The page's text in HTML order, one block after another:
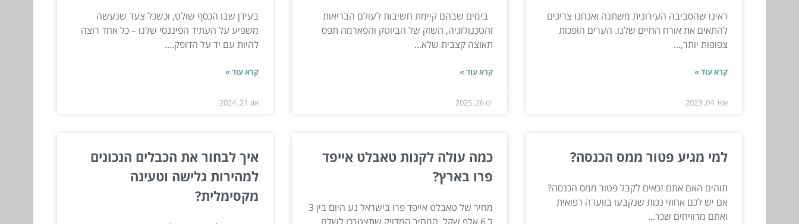
ראינו שהסביבה העירונית משתנה ואנחנו צריכים
להתאים את אורח החיים שלנו. הערים הופכות
צפופות יותר,...
קרא עוד »
אפר 04, 2023
בימים שבהם קיימת חשיבות לעולם הבריאות
והטכנולוגיה, השוק של הביוטק והפארמה תפס
תאוצה קצבית שלא...
קרא עוד »
ינו 26, 2025
בעידן שבו הכסף שולט, וכשכל צעד שנעשה
משפיע על העתיד הפיננסי שלנו – כל אחד רוצה
להיות עם יד על הדופק....
קרא עוד »
אוג 21, 2024
למי מגיע פטור ממס הכנסה?
תוהים האם אתם זכאים לקבל פטור ממס הכנסה?
אם יש לכם אחוזי נכות שנקבעו בוועדה רפואית
ואתם מרוויחים שכר...
כמה עולה לקנות טאבלט אייפד
פרו בארץ?
מחיר של טאבלט אייפד פרו בישראל נע היום בין 3
איך לבחור את הכבלים הנכונים
למהירות גלישה וטעינה
מקסימלית?